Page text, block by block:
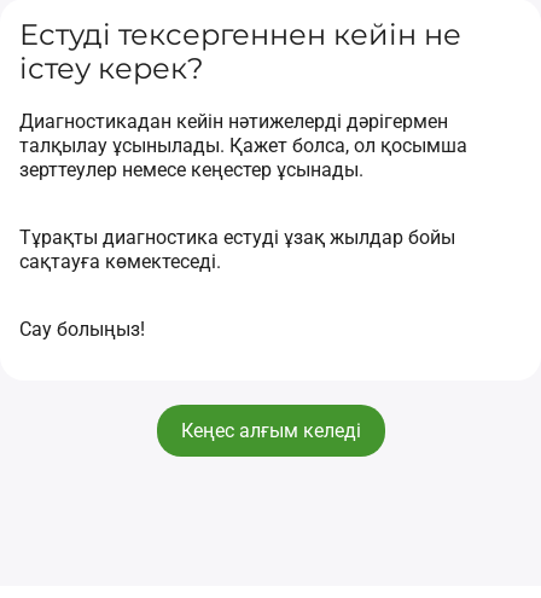
Естуді тексергеннен кейін не
істеу керек?
Диагностикадан кейін нәтижелерді дәрігермен
талқылау ұсынылады. Қажет болса, ол қосымша
зерттеулер немесе кеңестер ұсынады.
Тұрақты диагностика естуді ұзақ жылдар бойы
сақтауға көмектеседі.
Сау болыңыз!
Кеңес алғым келеді